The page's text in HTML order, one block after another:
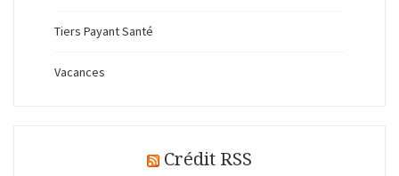
Tiers Payant Santé
Vacances
Crédit RSS